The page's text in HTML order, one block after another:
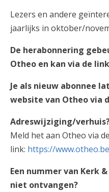
Lezers en andere
jaarlijks in oktober/
De herabonnering
Otheo en kan via de link
Je als nieuw abonnee
website van Otheo via
Adreswijziging/
Meld het aan Otheo via de
link: https://
Een nummer van Kerk
niet ontvangen?